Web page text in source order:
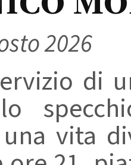
2026
di
vita